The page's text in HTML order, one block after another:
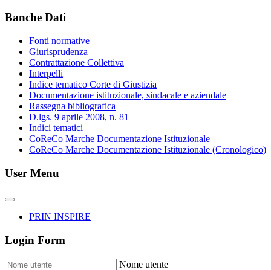
Banche Dati
Fonti normative
Giurisprudenza
Contrattazione Collettiva
Interpelli
Indice tematico Corte di Giustizia
Documentazione istituzionale, sindacale e aziendale
Rassegna bibliografica
D.lgs. 9 aprile 2008, n. 81
Indici tematici
CoReCo Marche Documentazione Istituzionale
CoReCo Marche Documentazione Istituzionale (Cronologico)
User Menu
PRIN INSPIRE
Login Form
Nome utente